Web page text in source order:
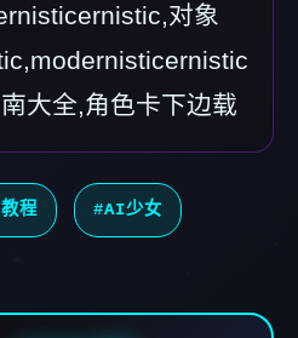
对象
大全,角色卡下边载
程 #AI少女